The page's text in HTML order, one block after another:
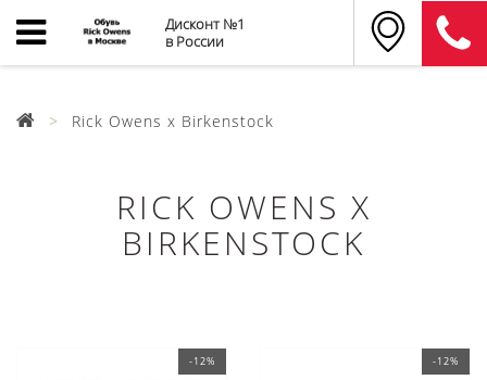
Дисконт №1
в России
Rick Owens x Birkenstock
RICK OWENS X
BIRKENSTOCK
-12% -12%